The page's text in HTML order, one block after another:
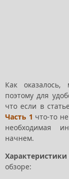
Как оказалось,
поэтому для
что если в
Часть 1 что-то
необходимая
начнем.
обзоре: